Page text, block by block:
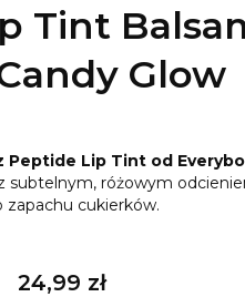
Tint
Glow
Peptide Lip Tint od
subtelnym, różowym
zapachu cukierków.
Cena
24,99 zł